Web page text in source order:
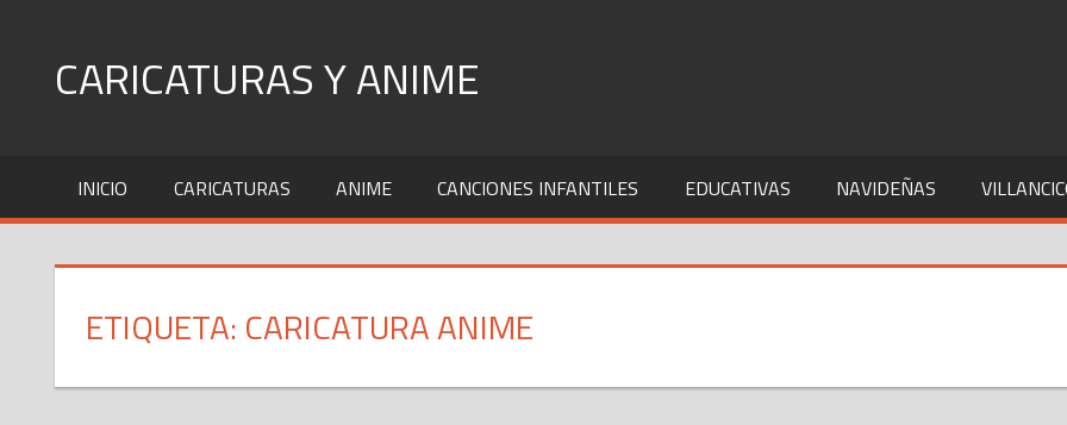
contentCARICATURAS Y ANIME
INICIO CARICATURAS ANIME CANCIONES INFANTILES EDUCATIVAS NAVIDEÑAS
ETIQUETA: CARICATURA ANIME